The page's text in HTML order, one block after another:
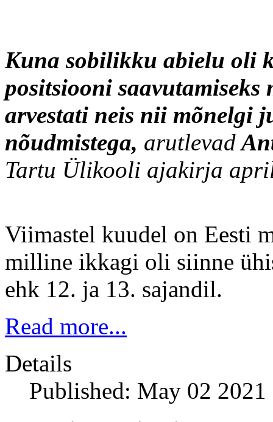
Kuna sobilikku abielu oli
positsiooni
arvestati neis nii mõnelgi
nõudmistega, arutlevad
Tartu Ülikooli ajakirja
Viimastel kuudel on Eesti
milline ikkagi oli siinne
ehk 12. ja 13. sajandil.
Read more...
Details
Published: May 02 2021